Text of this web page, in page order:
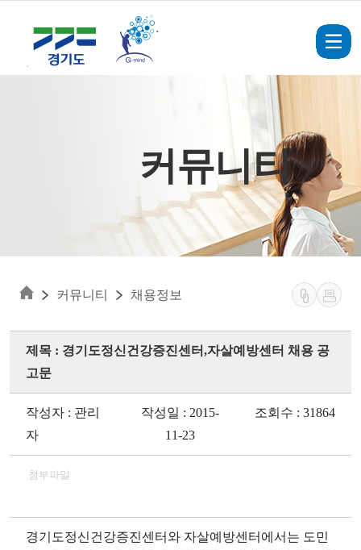
커뮤니티
커뮤니티 채용정보
제목 : 경기도정신건강증진센터,자살예방센터 채용 공
고문
작성자 : 관리
자
작성일 : 2015-
11-23
조회수 : 31864
첨부파일
경기도정신건강증진센터와 자살예방센터에서는 도민